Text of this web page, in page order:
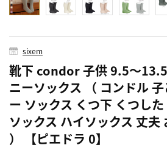
sixem
靴下 condor 子供 9.5～
ニーソックス （ コンドル
ー ソックス くつ下 くつし
ソックス ハイソックス 丈夫
） 【ピエドラ 0】